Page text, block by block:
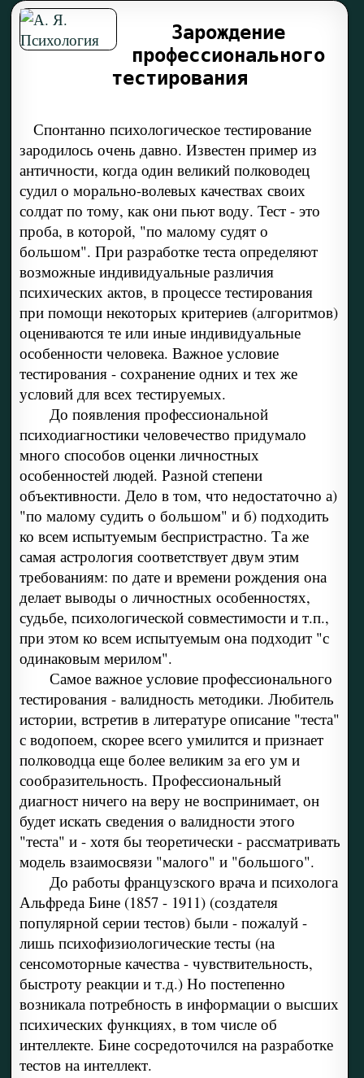
Зарождение
профессионального
тестирования
Спонтанно психологическое тестирование
зародилось очень давно. Известен пример из
античности, когда один великий полководец
судил о морально-волевых качествах своих
солдат по тому, как они пьют воду. Тест - это
проба, в которой, "по малому судят о
большом". При разработке теста определяют
возможные индивидуальные различия
психических актов, в процессе тестирования
при помощи некоторых критериев (алгоритмов)
оцениваются те или иные индивидуальные
особенности человека. Важное условие
тестирования - сохранение одних и тех же
условий для всех тестируемых.
До появления профессиональной
психодиагностики человечество придумало
много способов оценки личностных
особенностей людей. Разной степени
объективности. Дело в том, что недостаточно а)
"по малому судить о большом" и б) подходить
ко всем испытуемым беспристрастно. Та же
самая астрология соответствует двум этим
требованиям: по дате и времени рождения она
делает выводы о личностных особенностях,
судьбе, психологической совместимости и т.п.,
при этом ко всем испытуемым она подходит "с
одинаковым мерилом".
Самое важное условие профессионального
тестирования - валидность методики. Любитель
истории, встретив в литературе описание "теста"
с водопоем, скорее всего умилится и признает
полководца еще более великим за его ум и
сообразительность. Профессиональный
диагност ничего на веру не воспринимает, он
будет искать сведения о валидности этого
"теста" и - хотя бы теоретически - рассматривать
модель взаимосвязи "малого" и "большого".
До работы французского врача и психолога
Альфреда Бине (1857 - 1911) (создателя
популярной серии тестов) были - пожалуй -
лишь психофизиологические тесты (на
сенсомоторные качества - чувствительность,
быстроту реакции и т.д.) Но постепенно
возникала потребность в информации о высших
психических функциях, в том числе об
интеллекте. Бине сосредоточился на разработке
тестов на интеллект.